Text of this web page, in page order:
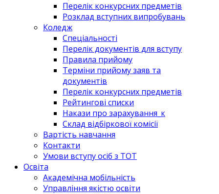
Перелік конкурсних предметів
Розклад вступних випробувань
Коледж
Спеціальності
Перелік документів для вступу
Правила прийому
Терміни прийому заяв та
документів
Перелік конкурсних предметів
Рейтингові списки
Накази про зарахування_к
Склад відбіркової комісії
Вартість навчання
Контакти
Умови вступу осіб з ТОТ
Освіта
Академічна мобільність
Управління якістю освіти